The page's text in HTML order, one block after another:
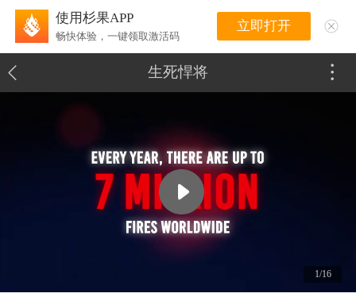
使用杉果APP
畅快体验，一键领取激活码
立即打开
生死悍将
1/16